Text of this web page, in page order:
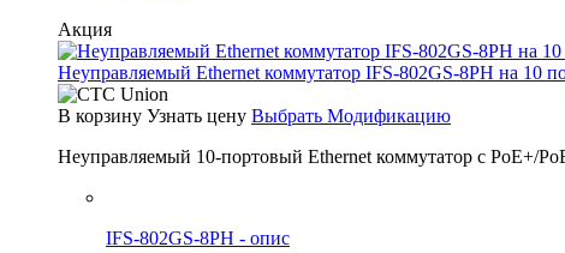
Акция
Неуправляемый Ethernet коммутатор IFS-802GS-8PH на 10
В корзину Узнать цену Выбрать Модификацию
Неуправляемый 10-портовый Ethernet коммутатор с PoE+/
IFS-802GS-8PH - опис